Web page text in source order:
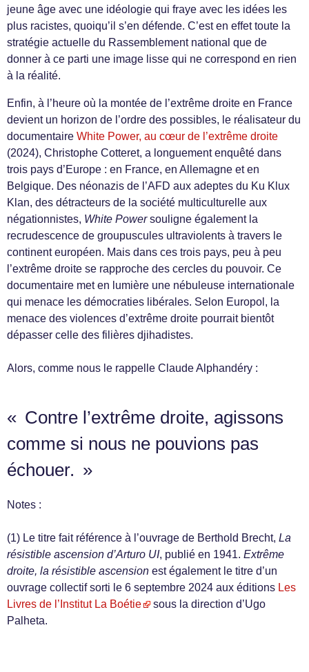
jeune âge avec une idéologie qui fraye avec les idées les
plus racistes, quoiqu’il s’en défende. C’est en effet toute la
stratégie actuelle du Rassemblement national que de
donner à ce parti une image lisse qui ne correspond en rien
à la réalité.
Enfin, à l’heure où la montée de l’extrême droite en France
devient un horizon de l’ordre des possibles, le réalisateur du
documentaire White Power, au cœur de l’extrême droite
(2024), Christophe Cotteret, a longuement enquêté dans
trois pays d’Europe : en France, en Allemagne et en
Belgique. Des néonazis de l’AFD aux adeptes du Ku Klux
Klan, des détracteurs de la société multiculturelle aux
négationnistes, White Powersouligne également la
recrudescence de groupuscules ultraviolents à travers le
continent européen. Mais dans ces trois pays, peu à peu
l’extrême droite se rapproche des cercles du pouvoir. Ce
documentaire met en lumière une nébuleuse internationale
qui menace les démocraties libérales. Selon Europol, la
menace des violences d’extrême droite pourrait bientôt
dépasser celle des filières djihadistes.
Alors, comme nous le rappelle Claude Alphandéry :
« Contre l’extrême droite, agissons
comme si nous ne pouvions pas
échouer. »
Notes :
(1) Le titre fait référence à l’ouvrage de Berthold Brecht, La
résistible ascension d’Arturo UI, publié en 1941. Extrême
droite, la résistible ascension est également le titre d’un
ouvrage collectif sorti le 6 septembre 2024 aux éditions Les
Livres de l’Institut La Boétie
sous la direction d’Ugo
Palheta.